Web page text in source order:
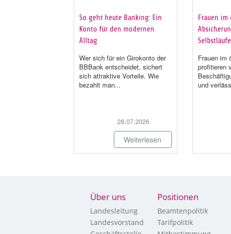
So geht heute Banking: Ein
Konto für den modernen
Alltag
Wer sich für ein Girokonto der
BBBank entscheidet, sichert
sich attraktive Vorteile. Wie
bezahlt man...
28.07.2026
Weiterlesen
Frauen
Frauen im
profitieren
und
Über uns
Landesleitung
Landesvorstand
Positionen
Beamtenpolitik
Tarifpolitik